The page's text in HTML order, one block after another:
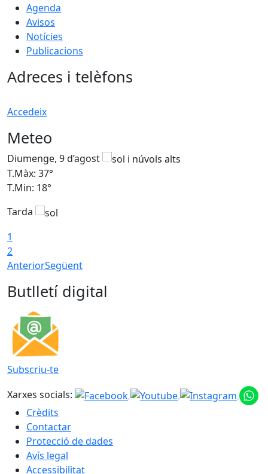
Agenda
Avisos
Notícies
Publicacions
Adreces i telèfons
Accedeix
Meteo
Diumenge, 9 d’agost
T.Màx: 37°
T.Min: 18°
Tarda
1
2
AnteriorSegüent
Butlletí digital
Subscriu-te
Xarxes socials:
Crèdits
Contactar
Protecció de dades
Avís legal
Accessibilitat